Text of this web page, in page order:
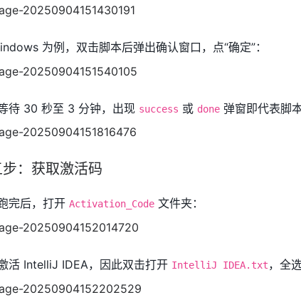
为例，双击脚本后弹出确认窗口，点“确定”：
待 30 秒至 3 分钟，出现 success 或 done 弹窗即代表脚
：获取激活码
完后，打开 Activation_Code 文件夹：
活 IntelliJ IDEA，因此双击打开 IntelliJ IDEA.txt，全